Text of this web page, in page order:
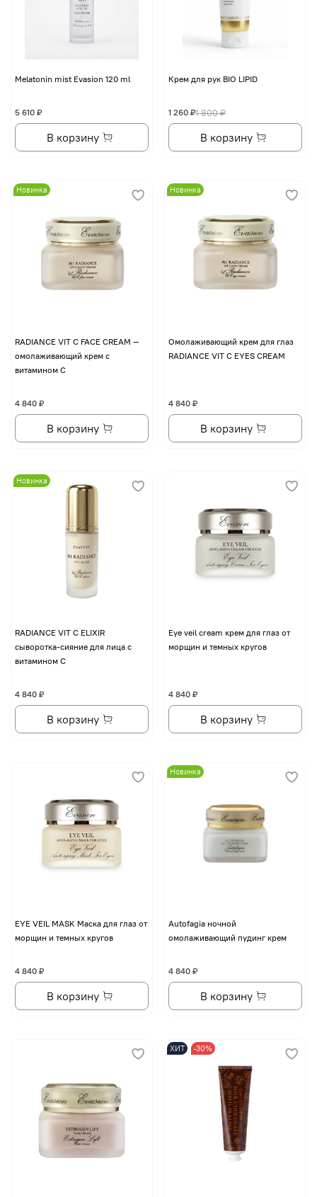
Melatonin mist Evasion 120 ml
5 610 ₽
В корзину
Крем для рук BIO LIPID
1 800 ₽
1 260 ₽
В корзину
Новинка
RADIANCE VIT C FACE CREAM —
омолаживающий крем с
витамином С
4 840 ₽
В корзину
Новинка
Омолаживающий крем для глаз
RADIANCE VIT C EYES CREAM
4 840 ₽
В корзину
Новинка
RADIANCE VIT C ELIXIR
сыворотка-сияние для лица с
витамином С
4 840 ₽
В корзину
Eye veil cream крем для глаз от
морщин и темных кругов
4 840 ₽
В корзину
EYE VЕIL MASK Маска для глаз от
морщин и темных кругов
4 840 ₽
В корзину
Новинка
Autofagia ночной
омолаживающий пудинг крем
4 840 ₽
В корзину
ХИТ -30%